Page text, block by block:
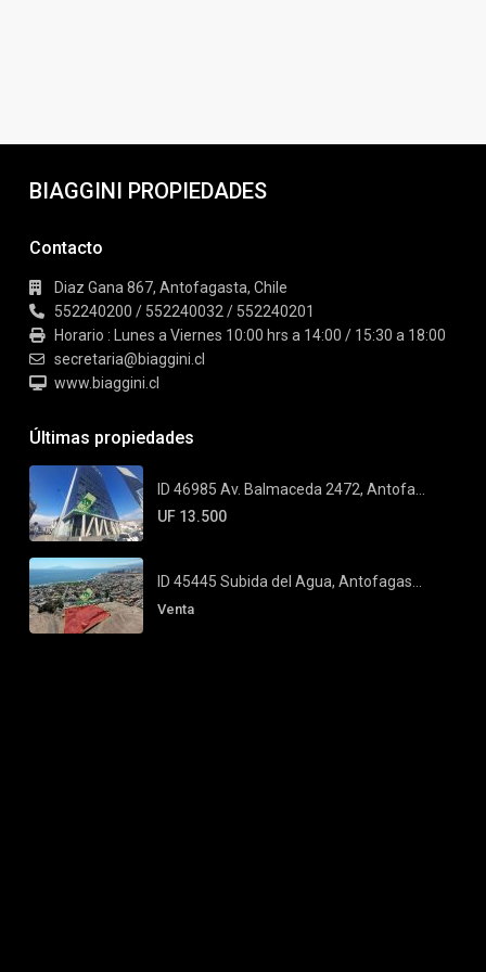
BIAGGINI PROPIEDADES
Contacto
Diaz Gana 867, Antofagasta, Chile
552240200 / 552240032 / 552240201
Horario : Lunes a Viernes 10:00 hrs a 14:00 / 15:30 a 18:00
secretaria@biaggini.cl
www.biaggini.cl
Últimas propiedades
ID 46985 Av. Balmaceda 2472, Antofa...
UF 13.500
ID 45445 Subida del Agua, Antofagas...
Venta